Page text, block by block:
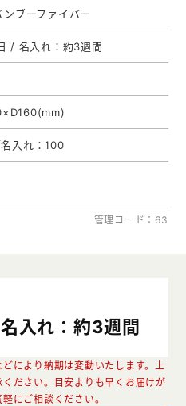
ブーファイバー
/ 名入れ：約3週間
入れ：100
管理コード：63
入れ：約3週間
により納期は変動いたします。上
ださい。目安よりも早くお届けが
にご相談ください。